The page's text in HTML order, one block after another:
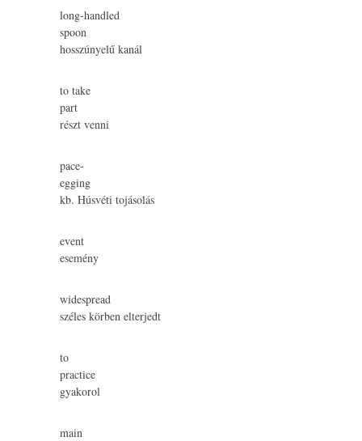
long-handled
spoon
hosszúnyelű kanál
to take
part
részt venni
pace-
egging
kb. Húsvéti tojásolás
event
esemény
widespread
széles körben elterjedt
to
practice
gyakorol
main